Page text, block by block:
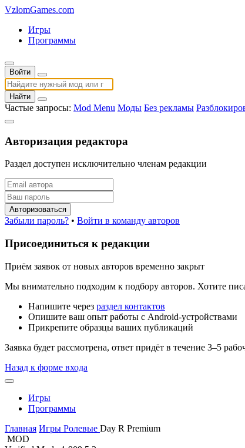
VzlomGames.com
Игры
Программы
Войти
Найти
Частые запросы: Mod Menu Моды Без рекламы
Авторизация редактора
Раздел доступен исключительно членам редакции
Авторизоваться
Забыли пароль? • Войти в команду авторов
Присоединиться к редакции
Приём заявок от новых авторов временно закрыт
Мы внимательно подходим к подбору авторов. Хотите
Напишите через раздел контактов
Опишите ваш опыт работы с Android-устройствами
Прикрепите образцы ваших публикаций
Заявка будет рассмотрена, ответ придёт в течение 3–5
Назад к форме входа
Игры
Программы
Главная Игры Ролевые Day R Premium
MOD